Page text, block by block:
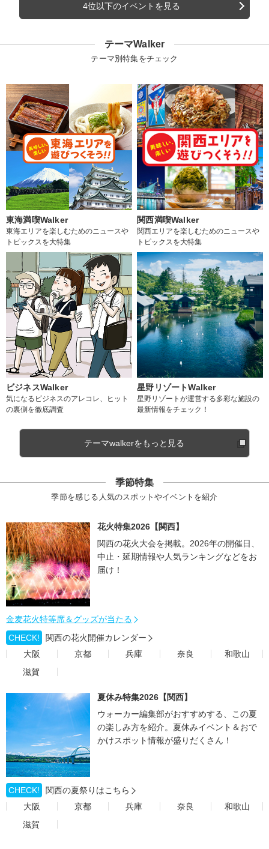
4位以下のイベントを見る
テーマWalker
テーマ別特集をチェック
東海満喫Walker
東海エリアを楽しむためのニュースや
トピックスを大特集
関西満喫Walker
関西エリアを楽しむためのニュースや
トピックスを大特集
ビジネスWalker
気になるビジネスのアレコレ、ヒット
の裏側を徹底調査
星野リゾートWalker
星野リゾートが運営する多彩な施設の
最新情報をチェック！
テーマwalkerをもっと見る
季節特集
季節を感じる人気のスポットやイベントを紹介
花火特集2026【関西】
関西の花火大会を掲載。2026年の開催日、
中止・延期情報や人気ランキングなどをお
届け！
金麦花火特等席＆グッズが当たる
CHECK!
関西の花火開催カレンダー
大阪
京都 兵庫 奈良
和歌山
滋賀
夏休み特集2026【関西】
ウォーカー編集部がおすすめする、この夏
の楽しみ方を紹介。夏休みイベント＆おで
かけスポット情報が盛りだくさん！
CHECK!
関西の夏祭りはこちら
大阪
京都 兵庫 奈良
和歌山
滋賀